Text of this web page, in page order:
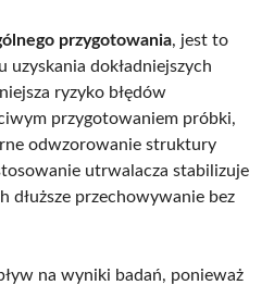
przygotowania, jest to
dokładniejszych
ryzyko błędów
przygotowaniem próbki,
odwzorowanie struktury
utrwalacza stabilizuje
dłuższe przechowywanie bez
na wyniki badań, ponieważ